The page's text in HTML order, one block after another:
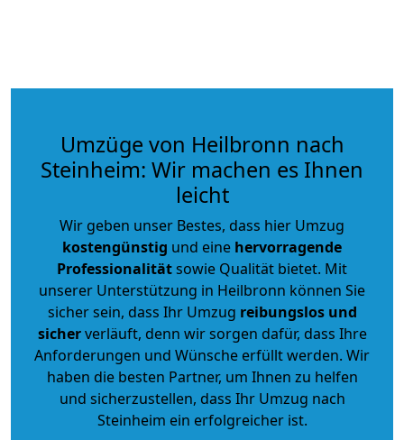
Umzüge von Heilbronn nach
Steinheim: Wir machen es Ihnen
leicht
Wir geben unser Bestes, dass hier Umzug
kostengünstig und eine hervorragende
Professionalitätsowie Qualität bietet. Mit
unserer Unterstützung in Heilbronn können Sie
sicher sein, dass Ihr Umzug reibungslos und
sicherverläuft, denn wir sorgen dafür, dass Ihre
Anforderungen und Wünsche erfüllt werden. Wir
haben die besten Partner, um Ihnen zu helfen
und sicherzustellen, dass Ihr Umzug nach
Steinheim ein erfolgreicher ist.